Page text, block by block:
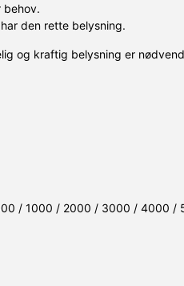
behov.
den rette belysning.
og kraftig belysning er
/ 1000 / 2000 / 3000 / 4000 /